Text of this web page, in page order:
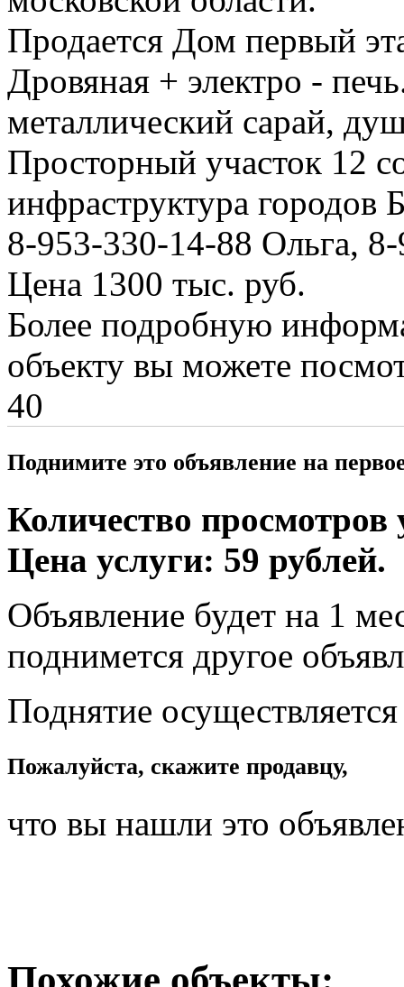
Продается Дом первый
Дровяная + электро -
металлический сарай,
Просторный участок 12
инфраструктура городов
8-953-330-14-88 Ольга,
Цена 1300 тыс. руб.
Более подробную
объекту вы можете
40
Поднимите это объявление на
Количество просмотров
Цена услуги: 59 рублей.
Объявление будет на 1
поднимется другое
Поднятие
Пожалуйста, скажите продавцу,
что вы нашли это